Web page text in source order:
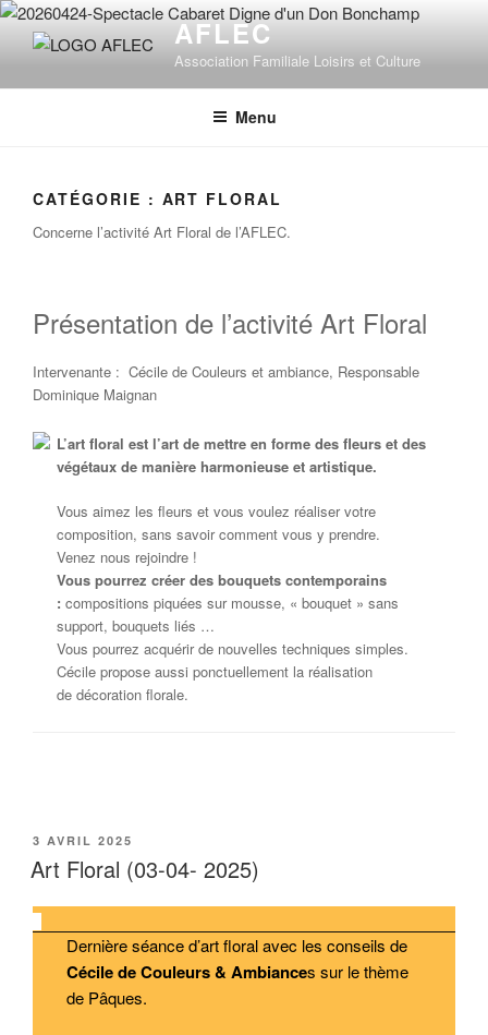
Aller
principal
AFLEC
Association Familiale Loisirs et Culture
Menu
CATÉGORIE : ART FLORAL
Concerne l’activité Art Floral de l’AFLEC.
Présentation de l’activité Art Floral
Intervenante : Cécile de Couleurs et ambiance, Responsable
Dominique Maignan
L’art floral est l’art de mettre en forme des fleurs et des
végétaux de manière harmonieuse et artistique.
Vous aimez les fleurs et vous voulez réaliser votre
composition, sans savoir comment vous y prendre.
Venez nous rejoindre !
Vous pourrez créer des bouquets contemporains
: compositions piquées sur mousse, « bouquet » sans
support, bouquets liés …
Vous pourrez acquérir de nouvelles techniques simples.
Cécile propose aussi ponctuellement la réalisation
de décoration florale.
PUBLIÉ
LE
3 AVRIL 2025
Art Floral (03-04- 2025)
Dernière séance d’art floral avec les conseils de
Cécile de Couleurs & Ambiances sur le thème
de Pâques.